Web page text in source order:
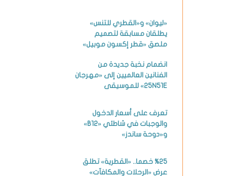
«ليوان» و«القطري للتنس»
يطلقان مسابقة لتصميم
ملصق «قطر إكسون موبيل»
انضمام نخبة جديدة من
الفنانين العالميين إلى «مهرجان
25N51E» للموسيقى
تعرف على أسعار الدخول
والوجبات في شاطئي «B12»
و«دوحة ساندز»
%25 خصما.. «القطرية» تطلق
عرض «الرحلات والمكافآت»